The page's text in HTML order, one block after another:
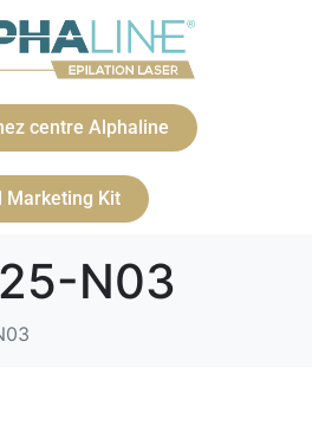
centre Alphaline
Marketing Kit
N03